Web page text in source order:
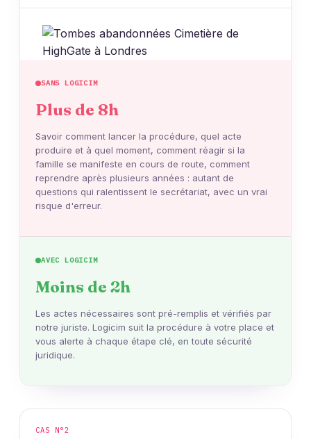
SANS LOGICIM
Plus de 8h
Savoir comment lancer la procédure, quel acte
produire et à quel moment, comment réagir si la
famille se manifeste en cours de route, comment
reprendre après plusieurs années : autant de
questions qui ralentissent le secrétariat, avec un vrai
risque d'erreur.
AVEC LOGICIM
Moins de 2h
Les actes nécessaires sont pré-remplis et vérifiés par
notre juriste. Logicim suit la procédure à votre place et
vous alerte à chaque étape clé, en toute sécurité
juridique.
CAS N°2